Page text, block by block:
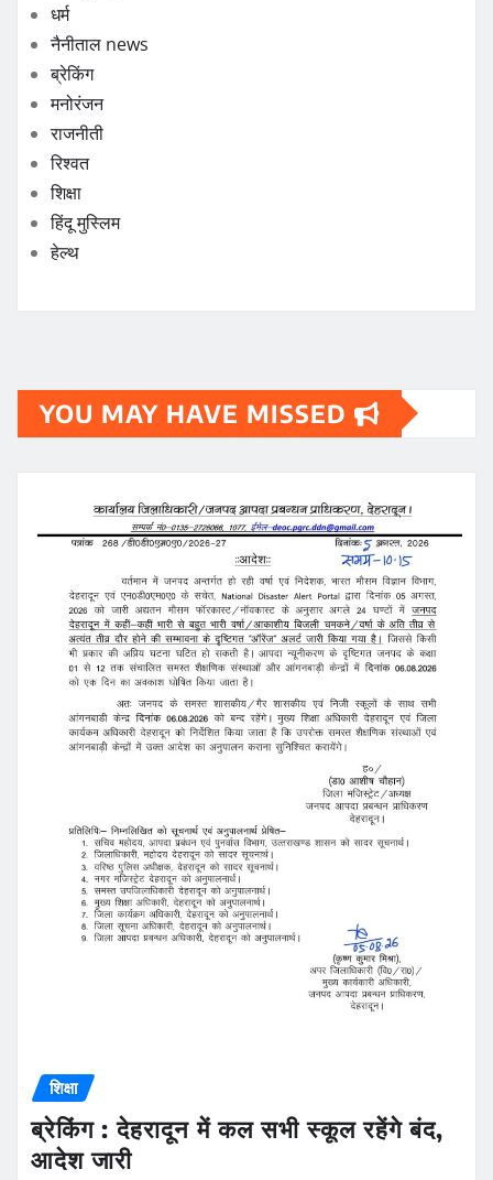
धर्म
नैनीताल news
ब्रेकिंग
मनोरंजन
राजनीती
रिश्वत
शिक्षा
हिंदू मुस्लिम
हेल्थ
YOU MAY HAVE MISSED
शिक्षा
ब्रेकिंग : देहरादून में कल सभी स्कूल रहेंगे बंद,
आदेश जारी